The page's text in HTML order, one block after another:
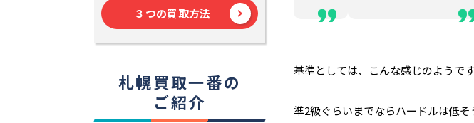
３つの買取方法
札幌買取一番の
ご紹介
基準としては、こんな感じのようです
準2級ぐらいまでならハードルは低